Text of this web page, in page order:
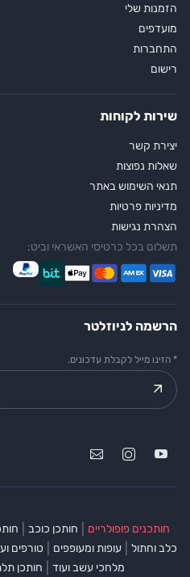
הזמנות שלי
מועדפים
התחברות
רישום
שירות לקוחות
יצירת קשר
שאלות נפוצות
תנאי השימוש באתר
מדיניות פרטיות
הצהרת נגישות
תשלום בכל כרטיסי האשראי וביט:
הרשמה לניוזלטר
* הזינו מייל לקבלת עדכונים.
חותכנים פופולריים חותכן כוכב
כלב וחתול עופות ומעופפים טורפים
מלחכי עשב ועוד חותכן